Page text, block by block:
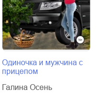
Одиночка и мужчина с
прицепом
Галина Осень